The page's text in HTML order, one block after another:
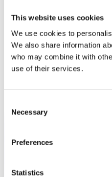
This website uses cookies
We use cookies to
We also share information
who may combine it with
use of their services.
Selection
Necessary
Preferences
Statistics